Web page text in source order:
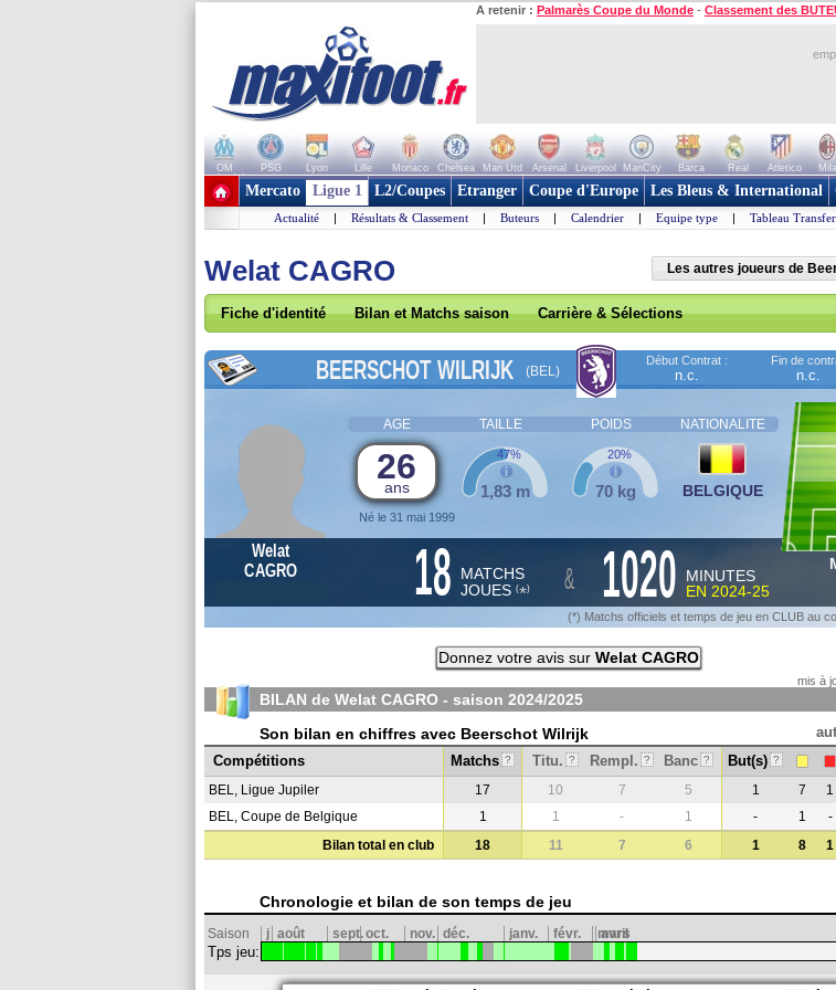
A retenir : Palmarès Coupe du Monde - Classement des
OM PSG Lyon Lille Monaco Chelsea Man Utd Arsenal Liverpool ManCity Barca Real Atletico
+ de clubs
Mercato Ligue 1 L2/Coupes Etranger Coupe d'Europe Les Bleus & International
Actualité | Résultats & Classement | Buteurs | Calendrier | Equipe type | Tableau
Welat CAGRO Les autres joueurs de
Fiche d'identité Bilan et Matchs saison Carrière & Sélections
BEERSCHOT WILRIJK (BEL)
Début Contrat :
n.c.
Fin de
n.c.
AGE TAILLE POIDS NATIONALITE
26
ans
Né le 31 mai 1999
1,83 m
47%
70 kg
20%
BELGIQUE
Welat
CAGRO
18 MATCHS
JOUES (*) & 1020
MINUTES
EN 2024-25
(*) Matchs officiels et temps de jeu en CLUB au
Donnez votre avis sur Welat CAGRO
mis à
BILAN de Welat CAGRO - saison 2024/2025
Son bilan en chiffres avec Beerschot Wilrijk
Compétitions
Matchs ? Titu. ? Rempl. ? Banc ? But(s) ?
BEL, Ligue Jupiler 17 10 7 5 1 7 1
BEL, Coupe de Belgique
1 1 - 1 - 1 -
Bilan total en club
18 11 7 6 1 8 1
Chronologie et bilan de son temps de jeu
Saison j août sept.oct. nov. déc. janv. févr. mars
avril
Tps jeu: